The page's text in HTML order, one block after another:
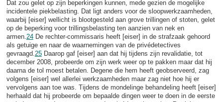
Dat zou gelet op zijn beperkingen kunnen, mede gezien de mogelijke
incidentele piekbelasting. Dat ligt anders voor de sloopwerkzaamheden,
waarbij [eiser] wellicht is blootgesteld aan grove trillingen of stoten, gelet
op de beperking voor trillingsbelasting ten aanzien van nek en
armen. 24De rechter-commissaris heeft [eiser] in de strafzaak gehoord
als getuige en naar de waarnemingen van de privédetectives
gevraagd. 25Daarop gaf [eiser] aan dat hij tijdens zijn revalidatie, tot
december 2008, probeerde om zijn werk weer op te pakken maar dat hij
daarna de tol moest betalen. Degene die hem heeft geobserveerd, zag
volgens [eiser] wel allerlei werkzaamheden maar zag niet hoe hij er
vervolgens aan toe was. Tijdens de mondelinge behandeling heeft [eiser]
herhaald dat hij probeerde om bepaalde dingen weer te doen in de eerste